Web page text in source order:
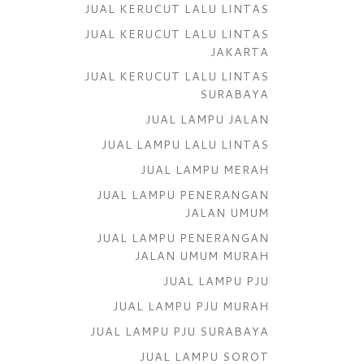
JUAL KERUCUT LALU LINTAS
JUAL KERUCUT LALU LINTAS
JAKARTA
JUAL KERUCUT LALU LINTAS
SURABAYA
JUAL LAMPU JALAN
JUAL LAMPU LALU LINTAS
JUAL LAMPU MERAH
JUAL LAMPU PENERANGAN
JALAN UMUM
JUAL LAMPU PENERANGAN
JALAN UMUM MURAH
JUAL LAMPU PJU
JUAL LAMPU PJU MURAH
JUAL LAMPU PJU SURABAYA
JUAL LAMPU SOROT